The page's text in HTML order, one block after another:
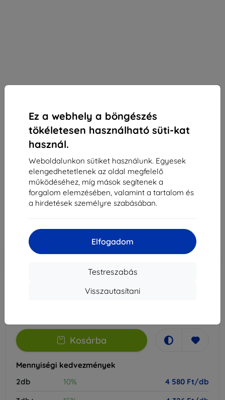
Ez a webhely a böngészés
tökéletesen használható süti-kat
használ.
Weboldalunkon sütiket használunk. Egyesek
elengedhetetlenek az oldal megfelelő
működéséhez, míg mások segítenek a
forgalom elemzésében, valamint a tartalom és
a hirdetések személyre szabásában.
Elfogadom
Testreszabás
Visszautasítani
3mk Silky Matt Privacy védőfólia OnePlus 13-hoz
Alkalmas: OnePlus 13
5 089 Ft
Ár ÁFA nelkül
-10% Kedvezmény kuponnalEXTRA10 Kosárba
Raktáron > 5 darab
Kosárba
Mennyiségi kedvezmények
2db
10%
4 580 Ft/db